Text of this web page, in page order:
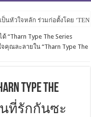
หัวใจหลัก ร่วมก่อตั้งโดย
“Tharn Type The Series
คุณละลายใน “Tharn Type The
Type The
นที่รักกันซะ